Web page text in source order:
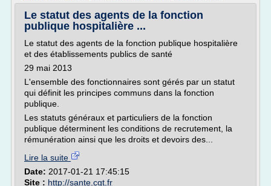
Le statut des agents de la fonction
publique hospitalière ...
Le statut des agents de la fonction publique hospitalière
et des établissements publics de santé
29 mai 2013
L'ensemble des fonctionnaires sont gérés par un statut
qui définit les principes communs dans la fonction
publique.
Les statuts généraux et particuliers de la fonction
publique déterminent les conditions de recrutement, la
rémunération ainsi que les droits et devoirs des...
Lire la suite
Date: 2017-01-21 17:45:15
Site : http://sante.cgt.fr